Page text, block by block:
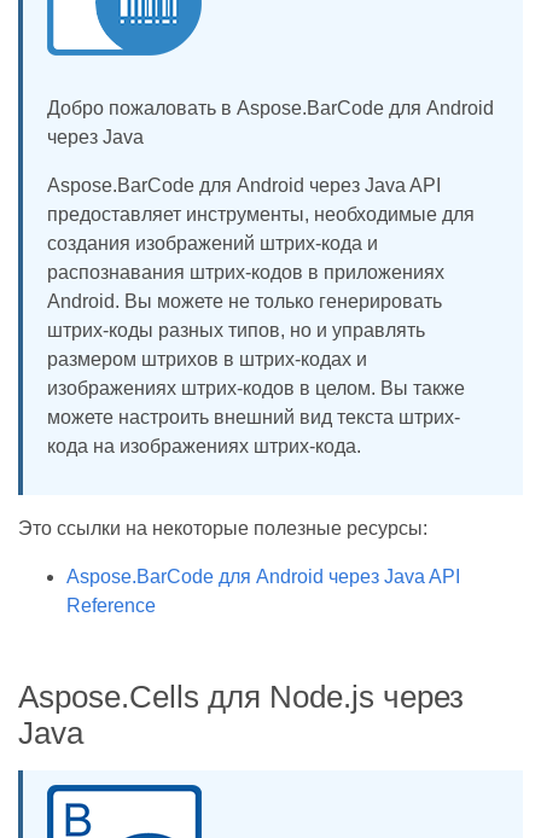
Добро пожаловать в Aspose.BarCode для Android
через Java
Aspose.BarCode для Android через Java API
предоставляет инструменты, необходимые для
создания изображений штрих-кода и
распознавания штрих-кодов в приложениях
Android. Вы можете не только генерировать
штрих-коды разных типов, но и управлять
размером штрихов в штрих-кодах и
изображениях штрих-кодов в целом. Вы также
можете настроить внешний вид текста штрих-
кода на изображениях штрих-кода.
Это ссылки на некоторые полезные ресурсы:
Aspose.BarCode для Android через Java API
Reference
Aspose.Cells для Node.js через
Java